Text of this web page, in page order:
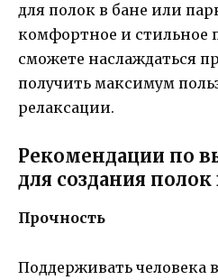
для полок в бане или
комфортное и стильное
сможете наслаждаться
получить максимум
релаксации.
Рекомендации по
для создания полок
Прочность
Поддерживать человека